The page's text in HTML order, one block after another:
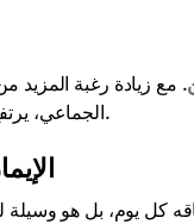
. مع زيادة رغبة المزيد
الجماعي، يرتفع السعر ببساطة لأنه لا يوجد ما يكفي منه.
كل يوم، بل هو وسيلة